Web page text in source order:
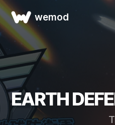
wemod
EARTH